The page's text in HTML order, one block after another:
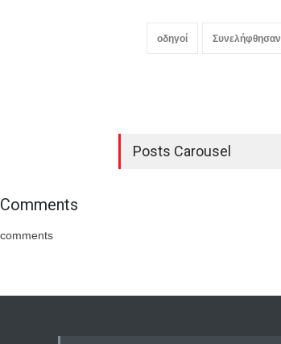
οδηγοί Συνελήφθησαν
Posts Carousel
Comments
comments